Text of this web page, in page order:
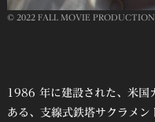
© 2022 FALL MOVIE
1986 年に建設された、米国
ある、支線式鉄塔サクラメン